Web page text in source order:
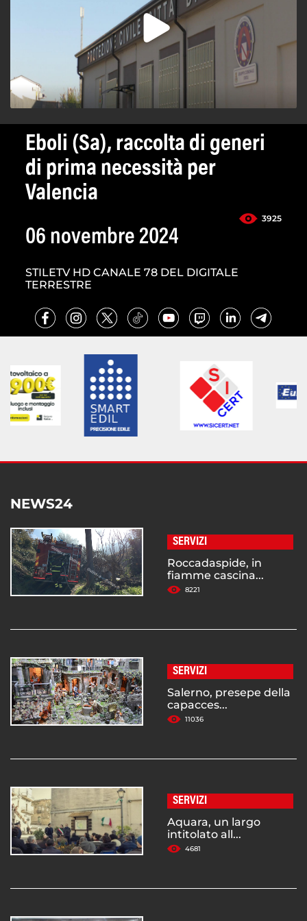
Eboli (Sa), raccolta di generi
di prima necessità per
Valencia
3925
06 novembre 2024
STILETV HD CANALE 78 DEL DIGITALE
TERRESTRE
NEWS24
SERVIZI
Roccadaspide, in
fiamme cascina...
8221
SERVIZI
Salerno, presepe della
capacces...
11036
SERVIZI
Aquara, un largo
intitolato all...
4681